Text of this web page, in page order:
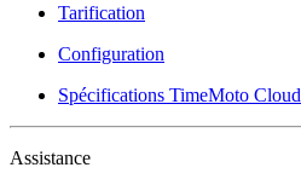
Tarification
Configuration
Spécifications TimeMoto Cloud
Assistance